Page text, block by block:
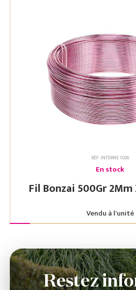
RÉF. INTERNE 1026
En stock
Vendu à l'unité
Restez